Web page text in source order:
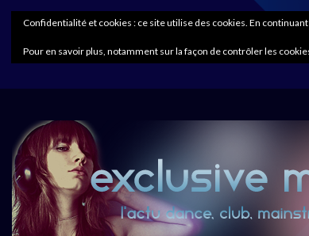
Confidentialité et cookies : ce site utilise des cookies. En
Pour en savoir plus, notamment sur la façon de contrôler les